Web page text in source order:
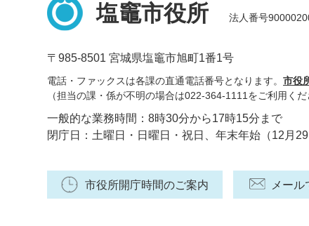
塩竈市役所 法人番号
〒985-8501 宮城県塩竈市旭町1番1号
電話・ファックスは各課の直通電話番号となります。 市役
（担当の課・係が不明の場合は022-364-1111をご利用くだ
一般的な業務時間：8時30分から17時15分まで
閉庁日：土曜日・日曜日・祝日、年末年始（12月29
市役所開庁時間のご案内 メー